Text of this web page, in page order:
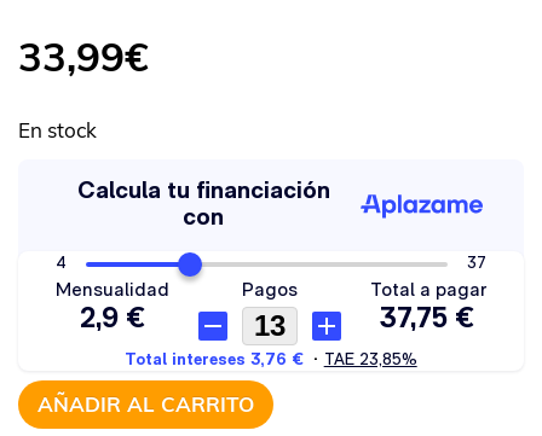
33,99€
En stock
AÑADIR AL CARRITO